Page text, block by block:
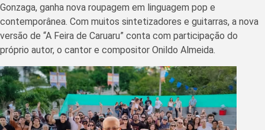
Gonzaga, ganha nova roupagem em linguagem pop e
contemporânea. Com muitos sintetizadores e guitarras, a nova
versão de “A Feira de Caruaru” conta com participação do
próprio autor, o cantor e compositor Onildo Almeida.